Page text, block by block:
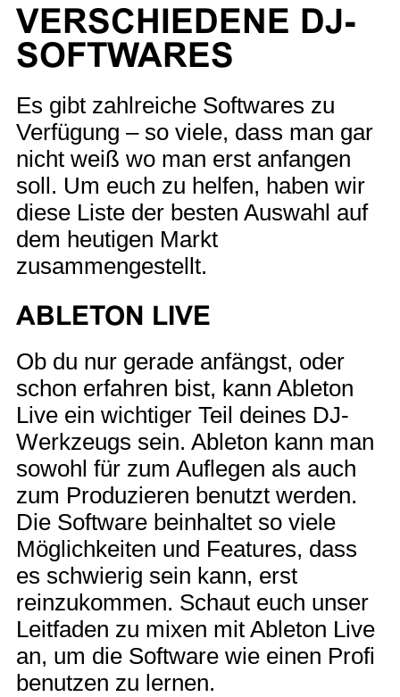
VERSCHIEDENE DJ-
SOFTWARES
Es gibt zahlreiche Softwares zu
Verfügung – so viele, dass man gar
nicht weiß wo man erst anfangen
soll. Um euch zu helfen, haben wir
diese Liste der besten Auswahl auf
dem heutigen Markt
zusammengestellt.
ABLETON LIVE
Ob du nur gerade anfängst, oder
schon erfahren bist, kann Ableton
Live ein wichtiger Teil deines DJ-
Werkzeugs sein. Ableton kann man
sowohl für zum Auflegen als auch
zum Produzieren benutzt werden.
Die Software beinhaltet so viele
Möglichkeiten und Features, dass
es schwierig sein kann, erst
reinzukommen. Schaut euch unser
Leitfaden zu mixen mit Ableton Live
an, um die Software wie einen Profi
benutzen zu lernen.